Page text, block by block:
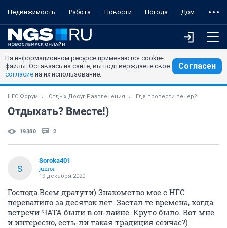
Недвижимость Работа Новости Погода Дом
На информационном ресурсе применяются cookie-
файлы. Оставаясь на сайте, вы подтверждаете свое
согласие на их использование.
Согласен
НГС.Форум Отдых Досуг Развлечения Где провести вечер?
Отдыхать? Вместе!)
19380 2
S
Soroka401
junior
19 декабря 2020
Господа.Всем дратути) Знакомство мое с НГС
перевалило за десяток лет. Застал те времена, когда
встречи ЧАТА были в он-лайне. Круто было. Вот мне
и интересно, есть-ли такая традиция сейчас?)